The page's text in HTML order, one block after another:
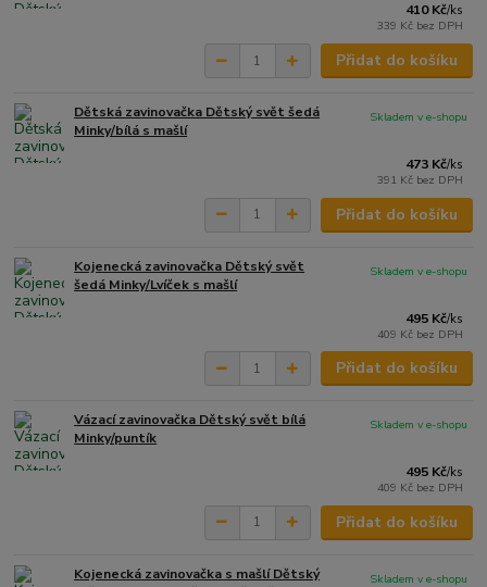
410 Kč/ks
339 Kč bez DPH
Přidat do košíku
Dětská zavinovačka Dětský svět šedá
Minky/bílá s mašlí
473 Kč/ks
391 Kč bez DPH
Skladem v e-shopu
Přidat do košíku
Kojenecká zavinovačka Dětský svět
šedá Minky/Lvíček s mašlí
495 Kč/ks
409 Kč bez DPH
Skladem v e-shopu
Přidat do košíku
Vázací zavinovačka Dětský svět bílá
Minky/puntík
495 Kč/ks
409 Kč bez DPH
Skladem v e-shopu
Přidat do košíku
Kojenecká zavinovačka s mašlí Dětský
Skladem v e-shopu